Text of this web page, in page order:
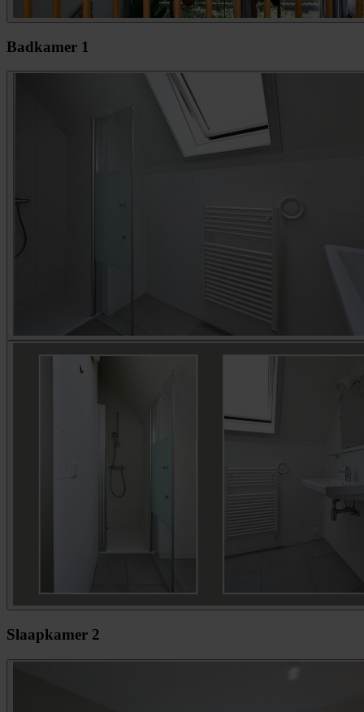
Badkamer 1
Slaapkamer 2